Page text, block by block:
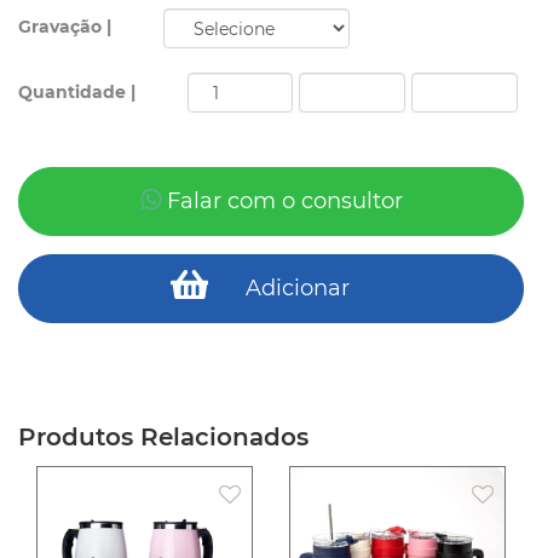
Gravação |
Quantidade |
Falar com o consultor
Adicionar
Produtos Relacionados